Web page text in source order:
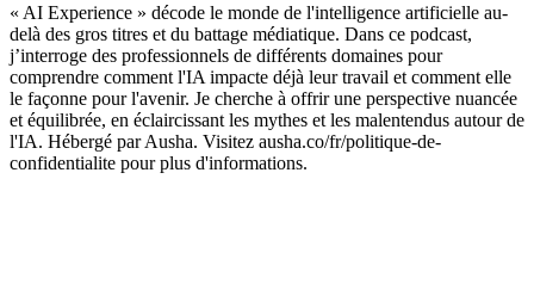
« AI Experience » décode le monde de l'intelligence artificielle au-
delà des gros titres et du battage médiatique. Dans ce podcast,
j’interroge des professionnels de différents domaines pour
comprendre comment l'IA impacte déjà leur travail et comment elle
le façonne pour l'avenir. Je cherche à offrir une perspective nuancée
et équilibrée, en éclaircissant les mythes et les malentendus autour de
l'IA. Hébergé par Ausha. Visitez ausha.co/fr/politique-de-
confidentialite pour plus d'informations.